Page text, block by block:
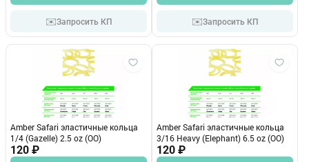
✉️Запросить КП ✉️Запросить КП
Amber Safari эластичные кольца
1/4 (Gazelle) 2.5 oz (OO)
120 ₽
Amber Safari эластичные кольца
3/16 Heavy (Elephant) 6.5 oz (OO)
120 ₽